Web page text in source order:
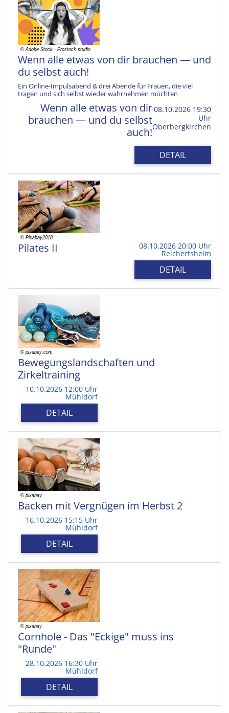
Wenn alle etwas von dir brauchen — und
du selbst auch!
Ein Online-Impulsabend & drei Abende für Frauen, die viel
tragen und sich selbst wieder wahrnehmen möchten
Wenn alle etwas von dir
brauchen — und du selbst
auch!
08.10.2026 19:30
Uhr
Oberbergkirchen
DETAIL
Pilates II 08.10.2026 20:00 Uhr
Reichertsheim
DETAIL
Bewegungslandschaften und
Zirkeltraining
10.10.2026 12:00 Uhr
Mühldorf
DETAIL
Backen mit Vergnügen im Herbst 2
16.10.2026 15:15 Uhr
Mühldorf
DETAIL
Cornhole - Das "Eckige" muss ins
"Runde"
28.10.2026 16:30 Uhr
Mühldorf
DETAIL